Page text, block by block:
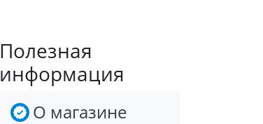
Полезная
информация
О магазине